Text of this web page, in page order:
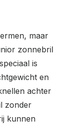
maar
zonnebril
is
en
achter
zonder
kunnen